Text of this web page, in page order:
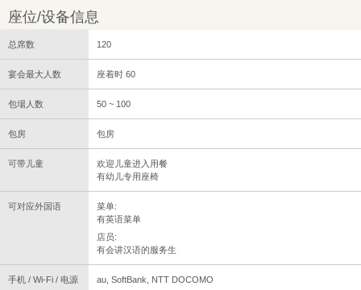
座位/设备信息
总席数 120
宴会最大人数 座着时 60
包場人数 50 ~ 100
包房 包房
可带儿童
欢迎儿童进入用餐
有幼儿专用座椅
可对应外国语
菜单:
有英语菜单
店员:
有会讲汉语的服务生
手机 / Wi-Fi / 电源 au, SoftBank, NTT DOCOMO